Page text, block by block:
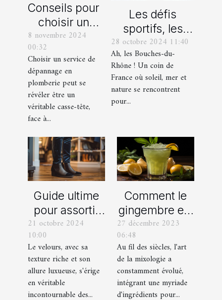
Conseils pour
choisir un
bon service
dépannage
en plomberie
8 novembre 2024
00:32
Choisir un service de
dépannage en
plomberie peut se
révéler être un
véritable casse-tête,
face à...
Les défis
sportifs, les
incontournables
de toute
organisation
d’EVG et EVJF
28 octobre 2024 11:40
Ah, les Bouches-du-
Rhône ! Un coin de
France où soleil, mer et
nature se rencontrent
pour...
Guide ultime
pour assortir
vos
chaussures
avec des
pantalons en
velours
21 octobre 2024
10:00
Le velours, avec sa
texture riche et son
allure luxueuse, s'érige
en véritable
incontournable des...
Comment le
gingembre est
devenu un
ingrédient clé
dans la
mixologie
moderne
27 décembre 2023
06:48
Au fil des siècles, l'art
de la mixologie a
constamment évolué,
intégrant une myriade
d'ingrédients pour...